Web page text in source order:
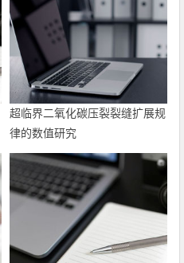
超临界二氧化碳压裂裂缝扩展规
律的数值研究